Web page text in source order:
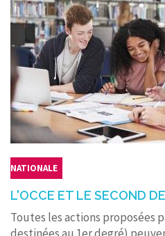
NATIONALE
L'OCCE ET LE SECOND
Toutes les actions proposées